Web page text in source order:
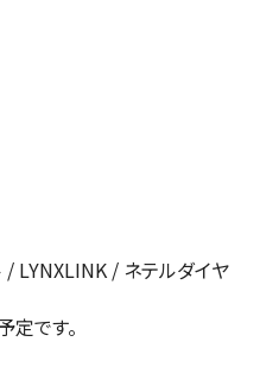
LYNXLINK / ネテルダイヤ
です。